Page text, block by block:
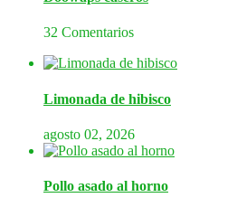
32 Comentarios
Limonada de hibisco
agosto 02, 2026
Pollo asado al horno